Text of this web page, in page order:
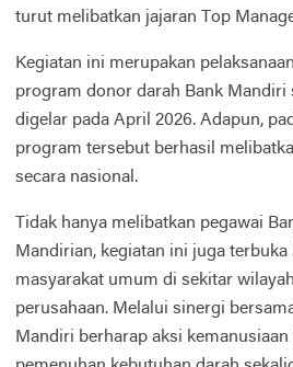
turut melibatkan jajaran Top
Kegiatan ini merupakan
program donor darah Bank Mandiri
digelar pada April 2026. Adapun,
program tersebut berhasil
secara nasional.
Tidak hanya melibatkan pegawai
Mandirian, kegiatan ini juga terbuka
masyarakat umum di sekitar
perusahaan. Melalui sinergi
Mandiri berharap aksi